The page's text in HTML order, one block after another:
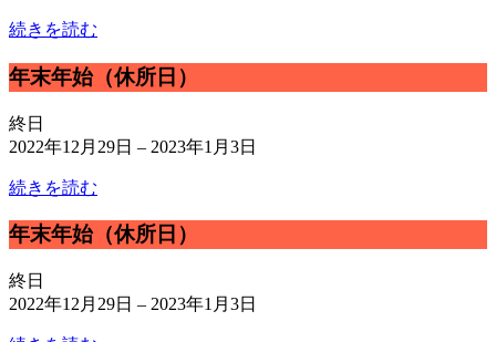
所
続きを読む
年
末
年
始
所
年末年始（休所日）
終日
2022年12月29日 – 2023年1月3日
続きを読む
年
末
年
始
年末年始（休所日）
終日
2022年12月29日 – 2023年1月3日